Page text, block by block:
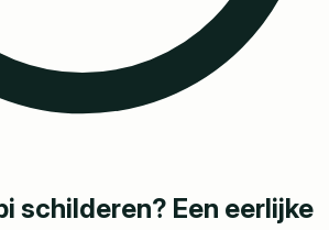
schilderen? Een eerlijke